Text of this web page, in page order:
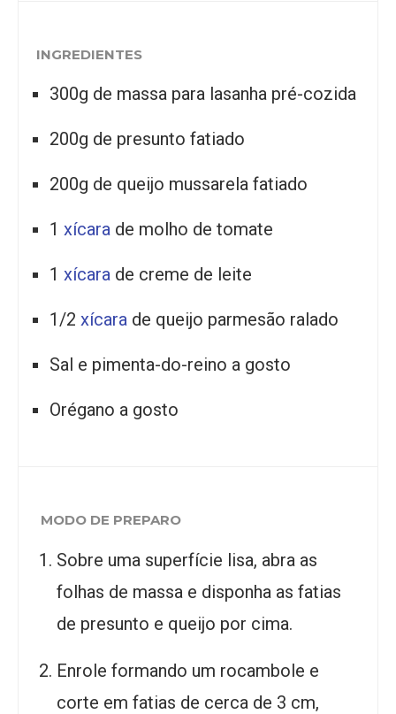
INGREDIENTES
300g de massa para lasanha pré-cozida
200g de presunto fatiado
200g de queijo mussarela fatiado
1 xícara de molho de tomate
1 xícara de creme de leite
1/2 xícara de queijo parmesão ralado
Sal e pimenta-do-reino a gosto
Orégano a gosto
MODO DE PREPARO
Sobre uma superfície lisa, abra as
folhas de massa e disponha as fatias
de presunto e queijo por cima.
Enrole formando um rocambole e
corte em fatias de cerca de 3 cm,